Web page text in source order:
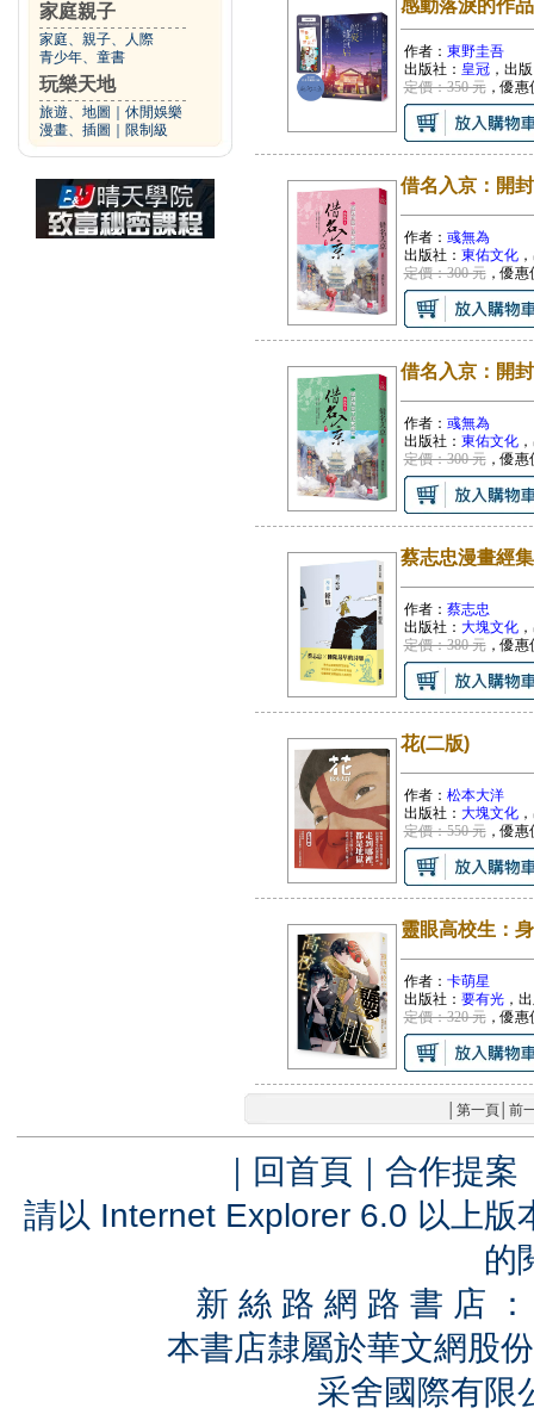
家庭親子
家庭、親子、人際
青少年、童書
玩樂天地
旅遊、地圖
休閒娛樂
漫畫、插圖
限制級
感動落淚的作
作者： 東野圭吾
出版社： 皇冠，出
定價：350 元，優惠
借名入京：開
作者： 彧無為
出版社： 東佑文化
定價：300 元，優惠
借名入京：開
作者： 彧無為
出版社： 東佑文化
定價：300 元，優惠
蔡志忠漫畫經集
作者： 蔡志忠
出版社： 大塊文化
定價：380 元，優惠
花(二版)
作者： 松本大洋
出版社： 大塊文化
定價：550 元，優惠
靈眼高校生：
作者： 卡萌星
出版社： 要有光，
定價：320 元，優惠
第一頁│ 前
｜ 回首頁 ｜ 合作提案
請以 Internet Explorer 6.0 以上
的
新 絲 路 網 路 書 店
本書店隸屬於華文網股
采舍國際有